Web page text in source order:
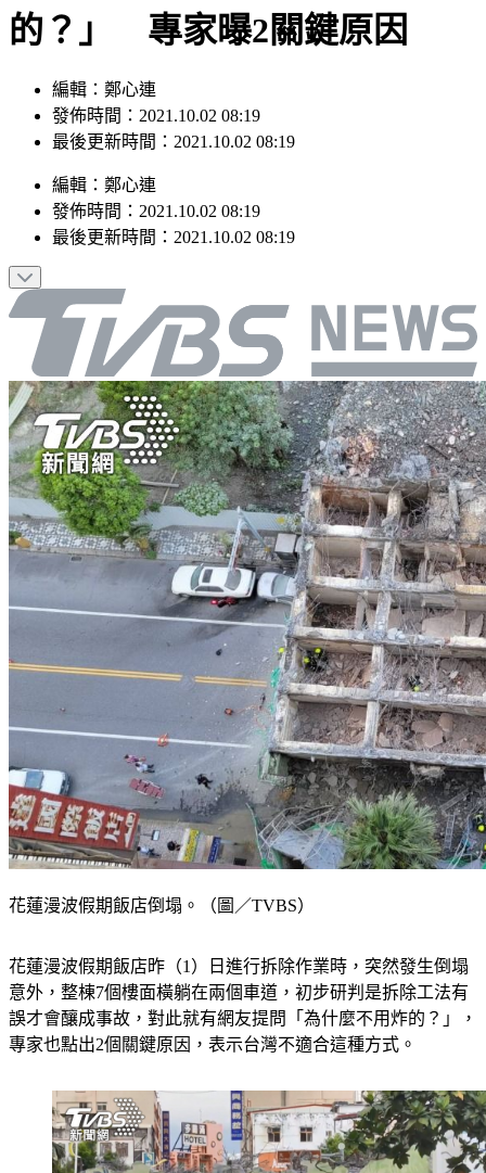
的？」 專家曝2關鍵原因
編輯：鄭心連
發佈時間：2021.10.02 08:19
最後更新時間：2021.10.02 08:19
編輯 ： 鄭心連
發佈時間： 2021.10.02 08:19
最後更新時間： 2021.10.02 08:19
花蓮漫波假期飯店倒塌。（圖／TVBS）
花蓮漫波假期飯店昨（1）日進行拆除作業時，突然發生倒塌
意外，整棟7個樓面橫躺在兩個車道，初步研判是拆除工法有
誤才會釀成事故，對此就有網友提問「為什麼不用炸的？」，
專家也點出2個關鍵原因，表示台灣不適合這種方式。